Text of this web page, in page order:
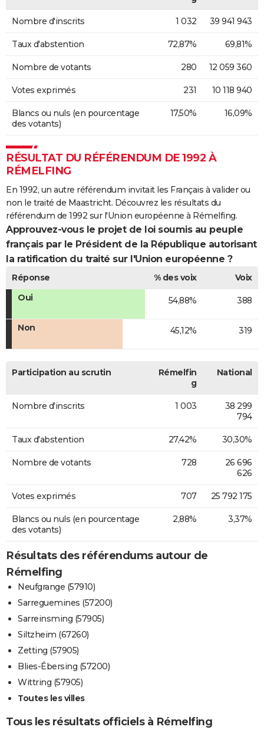
Nombre d'inscrits 1 032 39 941 943
Taux d'abstention 72,87% 69,81%
Nombre de votants 280 12 059 360
Votes exprimés 231 10 118 940
Blancs ou nuls (en pourcentage
des votants)
17,50% 16,09%
RÉSULTAT DU RÉFÉRENDUM DE 1992 À
RÉMELFING
En 1992, un autre référendum invitait les Français à valider ou
non le traité de Maastricht. Découvrez les résultats du
référendum de 1992 sur l'Union européenne à Rémelfing.
Approuvez-vous le projet de loi soumis au peuple
français par le Président de la République autorisant
la ratification du traité sur l'Union européenne ?
Réponse % des voix
Voix
Oui
54,88% 388
Non 45,12% 319
Participation au scrutin
Rémelfin
g
National
Nombre d'inscrits 1 003
38 299
794
Taux d'abstention 27,42% 30,30%
Nombre de votants 728
26 696
626
Votes exprimés 707 25 792 175
Blancs ou nuls (en pourcentage
des votants)
2,88% 3,37%
Résultats des référendums autour de
Rémelfing
Neufgrange (57910)
Sarreguemines (57200)
Sarreinsming (57905)
Siltzheim (67260)
Zetting (57905)
Blies-Ébersing (57200)
Wittring (57905)
Toutes les villes
Tous les résultats officiels à Rémelfing